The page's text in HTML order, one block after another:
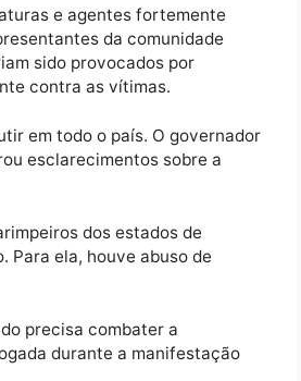
forte repercussão política
viaturas e agentes
representantes da
contra as vítimas.
em todo o país. O